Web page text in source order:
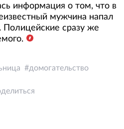
информация о том, что в
мужчина напал
сразу же
домогательство